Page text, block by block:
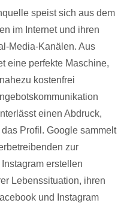
speist sich aus dem
im Internet und ihren
Media-Kanälen. Aus
eine perfekte Maschine,
kostenfrei
einen Abdruck,
Profil. Google sammelt
zur
erstellen
Lebenssituation, ihren
und Instagram